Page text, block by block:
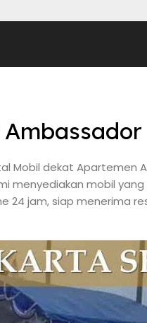
Mobil dekat Apartemen
menyediakan mobil
jam, siap menerima